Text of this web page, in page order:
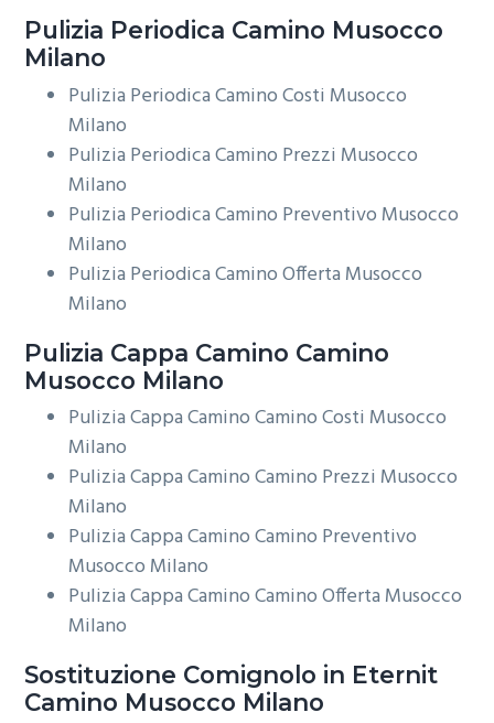
Pulizia Periodica Camino Musocco
Milano
Pulizia Periodica Camino Costi Musocco
Milano
Pulizia Periodica Camino Prezzi Musocco
Milano
Pulizia Periodica Camino Preventivo Musocco
Milano
Pulizia Periodica Camino Offerta Musocco
Milano
Pulizia Cappa Camino Camino
Musocco Milano
Pulizia Cappa Camino Camino Costi Musocco
Milano
Pulizia Cappa Camino Camino Prezzi Musocco
Milano
Pulizia Cappa Camino Camino Preventivo
Musocco Milano
Pulizia Cappa Camino Camino Offerta Musocco
Milano
Sostituzione Comignolo in Eternit
Camino Musocco Milano